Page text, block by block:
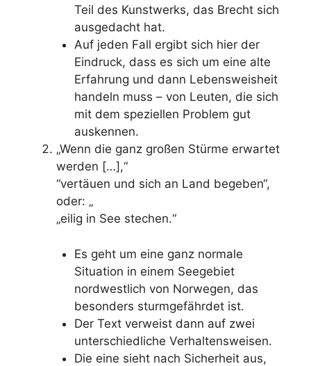
Teil des Kunstwerks, das Brecht sich
ausgedacht hat.
Auf jeden Fall ergibt sich hier der
Eindruck, dass es sich um eine alte
Erfahrung und dann Lebensweisheit
handeln muss – von Leuten, die sich
mit dem speziellen Problem gut
auskennen.
„Wenn die ganz großen Stürme erwartet
werden […],“
“vertäuen und sich an Land begeben“,
oder: „
„eilig in See stechen.“
Es geht um eine ganz normale
Situation in einem Seegebiet
nordwestlich von Norwegen, das
besonders sturmgefährdet ist.
Der Text verweist dann auf zwei
unterschiedliche Verhaltensweisen.
Die eine sieht nach Sicherheit aus,